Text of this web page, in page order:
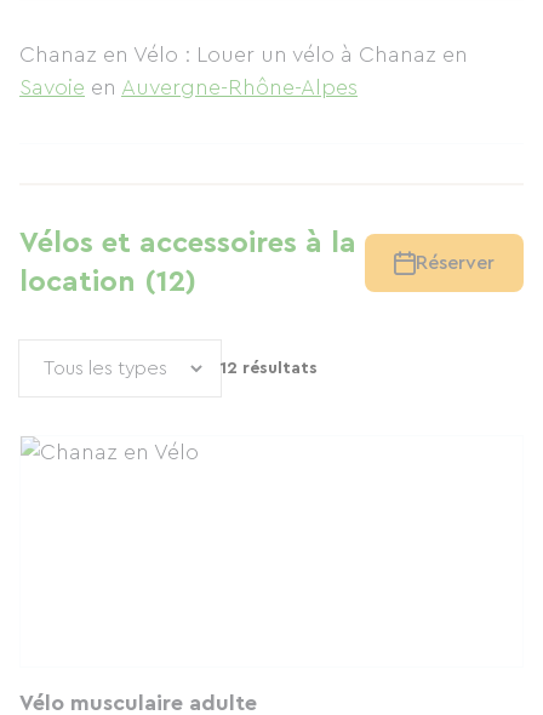
Chanaz en Vélo : Louer un vélo à Chanaz en
Savoie en Auvergne-Rhône-Alpes
Vélos et accessoires à la
location (12)
Réserver
12 résultats
Vélo musculaire adulte